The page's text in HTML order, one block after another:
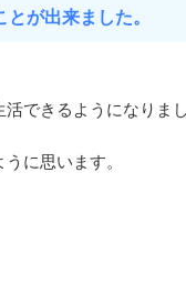
が出来ました。
できるようになりまし
に思います。